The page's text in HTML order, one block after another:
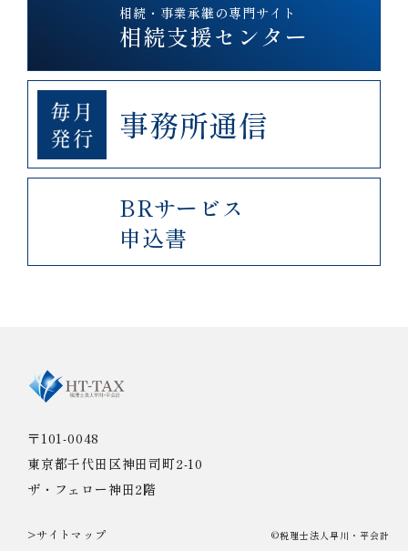
相続・事業承継の専門サイト
相続支援センター
事務所通信
BRサービス
申込書
〒101-0048
東京都千代田区神田司町2-10
ザ・フェロー神田2階
>サイトマップ ©税理士法人早川・平会計